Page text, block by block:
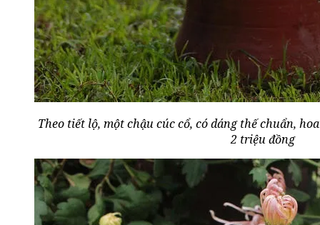
Theo tiết lộ, một chậu cúc cổ, có dáng thế chuẩn,
2 triệu đồng